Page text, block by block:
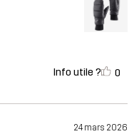
Info utile ? 0
24 mars 2026